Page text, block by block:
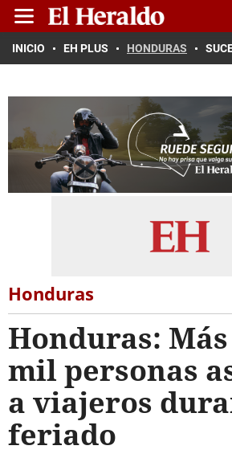
INICIO EH PLUS HONDURAS
Honduras
Honduras: Más
mil personas
a viajeros
feriado